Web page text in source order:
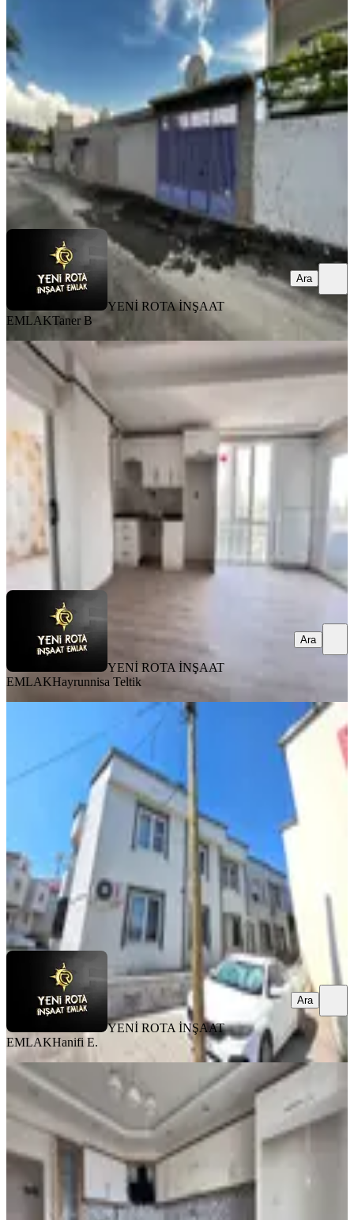
Satılık Tek Katlı Müstakil Ev
Dulkadiroğlu, Yavuz Selim Mahallesi
31.07.2026
3.700.000 ₺
YENİ ROTA İNŞAAT EMLAK
Ara
YENİ ROTA İNŞAAT
EMLAKTaner B
Ara
MANZARALI
Yeni Rota'dan Yeni Yapı Lüx 2+0
Satılık Daire
Dulkadiroğlu, Bahçeli Evler Mahallesi
2+0·80 m²·3. Kat 31.07.2026
2.850.000 ₺
YENİ ROTA İNŞAAT EMLAK
Ara
YENİ ROTA İNŞAAT
EMLAKHayrunnisa Teltik
Ara
Yeni Rota'dan Sütçü İmam
Muhtarlığı Yanında 2+1 Satılık Daire
Dulkadiroğlu, Sütçü İmam Mahallesi
2+1
90 m²·1. Kat
2.300.000 ₺
YENİ ROTA İNŞAAT EMLAK Hanifi E.
Ara
YENİ ROTA İNŞAAT
EMLAKHanifi E.
Ara
MANZARALI
Yeni Rota'dan - Doğukent -
Güneşevler Civarı Satılık 4+1 Daire
Dulkadiroğlu, Doğu Kent Mahallesi
4+1·195 m²·7. Kat
5.250.000 ₺